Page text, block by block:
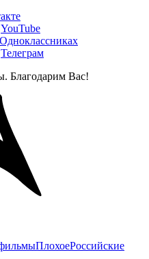
YouTube
Одноклассниках
Телеграм
Благодарим Вас!
ПлохоеРоссийские